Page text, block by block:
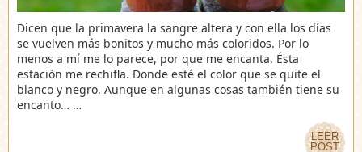
Dicen que la primavera la sangre altera y con ella los días
se vuelven más bonitos y mucho más coloridos. Por lo
menos a mí me lo parece, por que me encanta. Ésta
estación me rechifla. Donde esté el color que se quite el
blanco y negro. Aunque en algunas cosas también tiene su
encanto… …
LEER
POST
LEER
POST